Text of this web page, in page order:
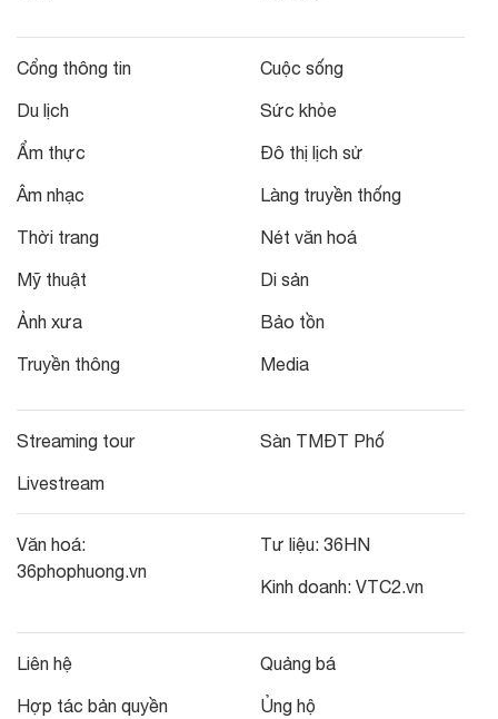
Cổng thông tin
Du lịch
Ẩm thực
Âm nhạc
Thời trang
Mỹ thuật
Ảnh xưa
Truyền thông
Cuộc sống
Sức khỏe
Đô thị lịch sử
Làng truyền thống
Nét văn hoá
Di sản
Bảo tồn
Media
Streaming tour
Livestream
Sàn TMĐT Phố
Văn hoá:
36phophuong.vn
Tư liệu: 36HN
Kinh doanh: VTC2.vn
Liên hệ
Hợp tác bản quyền
Quảng bá
Ủng hộ